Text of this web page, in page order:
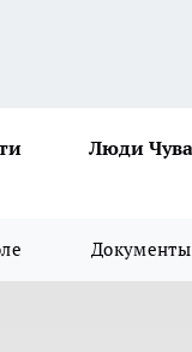
Люди
Документы